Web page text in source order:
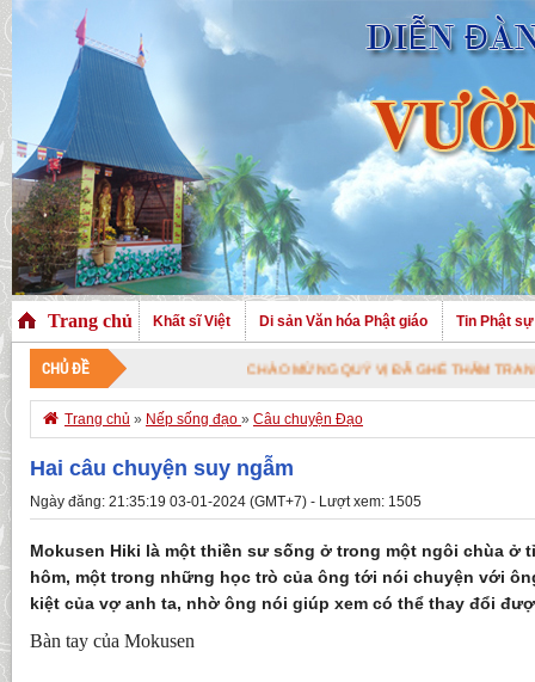
Trang chủ Khất sĩ Việt Di sản Văn hóa Phật giáo Tin Phật sự
CHỦ ĐỀ CHÀO MỪNG QUÝ VỊ ĐÃ GHÉ THĂM TRANG NHÀ.
 Trang chủ » Nếp sống đạo » Câu chuyện Đạo
Hai câu chuyện suy ngẫm
Ngày đăng: 21:35:19 03-01-2024 (GMT+7) - Lượt xem: 1505
Mokusen Hiki là một thiền sư sống ở trong một ngôi chùa ở
hôm, một trong những học trò của ông tới nói chuyện với
kiệt của vợ anh ta, nhờ ông nói giúp xem có thể thay đổi
Bàn tay của Mokusen